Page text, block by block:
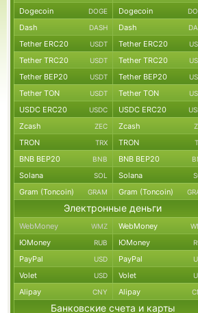
Dogecoin DOGE Dogecoin
Dash DASH Dash
Tether ERC20 USDT Tether ERC20
Tether TRC20 USDT Tether TRC20
Tether BEP20 USDT Tether BEP20
Tether TON USDT Tether TON
USDC ERC20 USDC USDC ERC20
Zcash ZEC Zcash
TRON TRX TRON
BNB BEP20 BNB BNB BEP20
Solana SOL Solana
Gram (Toncoin) GRAM Gram (Toncoin)
Электронные деньги
WebMoney WMZ WebMoney
ЮMoney RUB ЮMoney
PayPal USD PayPal
Volet USD Volet
Alipay CNY Alipay
Банковские счета и карты